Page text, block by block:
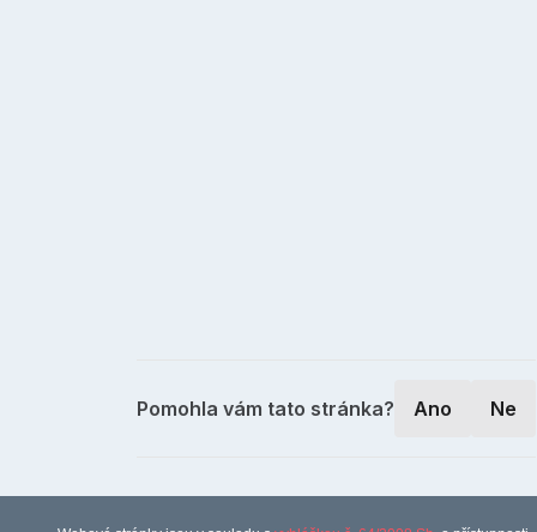
Pomohla vám tato stránka? Ano Ne